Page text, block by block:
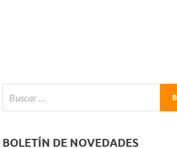
BOLETÍN DE NOVEDADES